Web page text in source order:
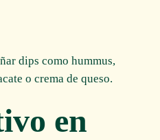
dips como hummus,
o crema de queso.
en